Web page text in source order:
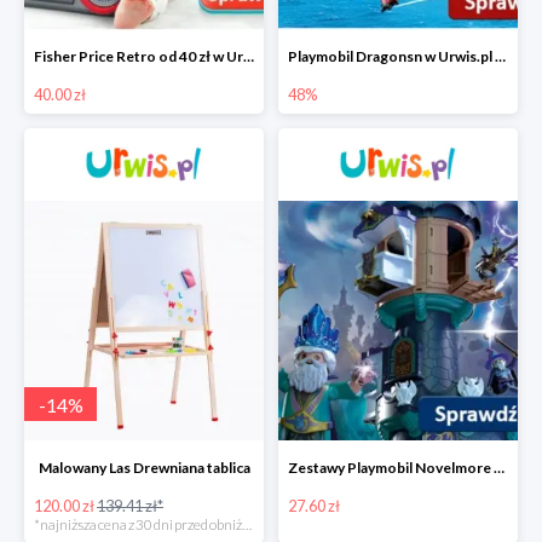
Fisher Price Retro od 40 zł w Urwis.pl
40.00 zł
Playmobil Dragonsn w Urwis.pl od 48 zł
48%
-14%
Malowany Las Drewniana tablica
120.00 zł139.41 zł*
Zestawy Playmobil Novelmore w Urwis.pl od 27,90 zł
27.60 zł